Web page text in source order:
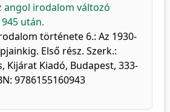
angol irodalom változó
után.
története 6.: Az 1930-
Első rész. Szerk.:
Kijárat Kiadó, Budapest, 333-
9786155160943